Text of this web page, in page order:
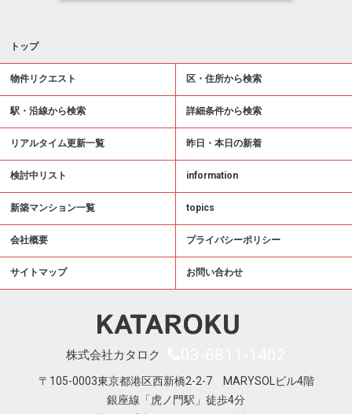
トップ
物件リクエスト 区・住所から検索
駅・沿線から検索 詳細条件から検索
リアルタイム更新一覧 昨日・本日の新着
検討中リスト information
新築マンション一覧 topics
会社概要 プライバシーポリシー
サイトマップ お問い合わせ
株式会社カタロク
〒105-0003東京都港区西新橋2-2-7 MARYSOLビル4階
銀座線「虎ノ門駅」徒歩4分